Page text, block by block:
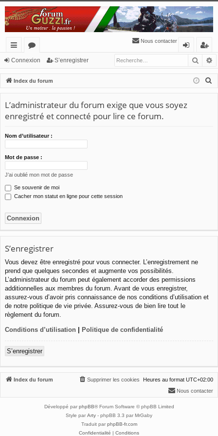
cc
ès
ra
pi
de
or
u
m
s
Nous contacter
n
ne
xi
’e
nr
eg
Connexion S’enregistrer
Index du forum
L’administrateur du forum exige que vous soyez
enregistré et connecté pour lire ce forum.
Nom d’utilisateur :
Mot de passe :
J’ai oublié mon mot de passe
Se souvenir de moi
Cacher mon statut en ligne pour cette session
S’enregistrer
Vous devez être enregistré pour vous connecter. L’enregistrement ne
prend que quelques secondes et augmente vos possibilités.
L’administrateur du forum peut également accorder des permissions
additionnelles aux membres du forum. Avant de vous enregistrer,
assurez-vous d’avoir pris connaissance de nos conditions d’utilisation et
de notre politique de vie privée. Assurez-vous de bien lire tout le
règlement du forum.
Conditions d’utilisation Politique de confidentialité
S’enregistrer
Index du forum Heures au format UTC+02:00
Supprimer les cookies
Nous contacter
Développé par phpBB® Forum Software © phpBB Limited
Style par Arty - phpBB 3.3 par MrGaby
Traduit par phpBB-fr.com
Confidentialité
Conditions